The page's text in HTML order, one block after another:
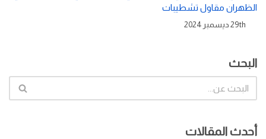
الظهران مقاول تشطيبات
29th ديسمبر 2024
البحث
أحدث المقالات